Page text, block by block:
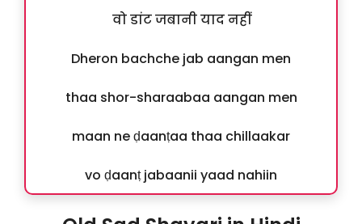
वो डांट जबानी याद नहीं
Dheron bachche jab aangan men
thaa shor-sharaabaa aangan men
maan ne ḍaanṭaa thaa chillaakar
vo ḍaanṭ jabaanii yaad nahiin